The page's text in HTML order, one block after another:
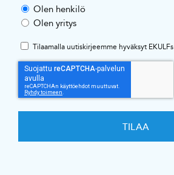
Olen henkilö
Olen yritys
Tilaamalla uutiskirjeemme hyväksyt EKULFs